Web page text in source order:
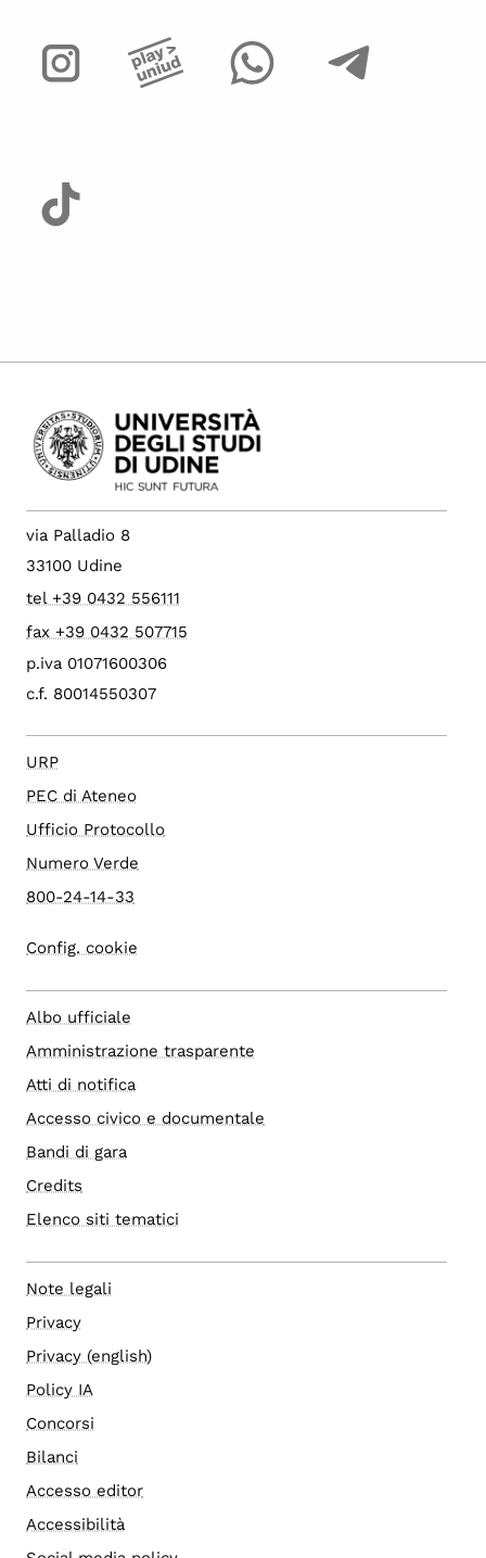
via Palladio 8
33100 Udine
tel +39 0432 556111
fax +39 0432 507715
p.iva 01071600306
c.f. 80014550307
URP
PEC di Ateneo
Ufficio Protocollo
Numero Verde
800-24-14-33
Config. cookie
Albo ufficiale
Amministrazione trasparente
Atti di notifica
Accesso civico e documentale
Bandi di gara
Credits
Elenco siti tematici
Note legali
Privacy
Privacy (english)
Policy IA
Concorsi
Bilanci
Accesso editor
Accessibilità